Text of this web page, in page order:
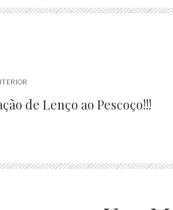
de Lenço ao Pescoço!!!